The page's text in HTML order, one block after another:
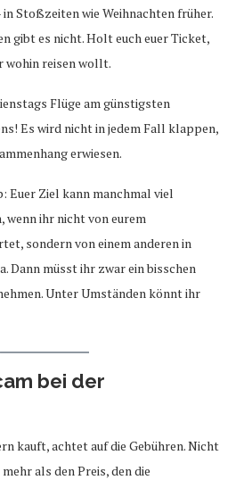
Stoßzeiten wie Weihnachten früher.
gibt es nicht. Holt euch euer Ticket,
wohin reisen wollt.
Flüge am günstigsten
Es wird nicht in jedem Fall klappen,
erwiesen.
Euer Ziel kann manchmal viel
wenn ihr nicht von eurem
sondern von einem anderen in
Dann müsst ihr zwar ein bisschen
Unter Umständen könnt ihr
bei der
kauft, achtet auf die Gebühren. Nicht
als den Preis, den die